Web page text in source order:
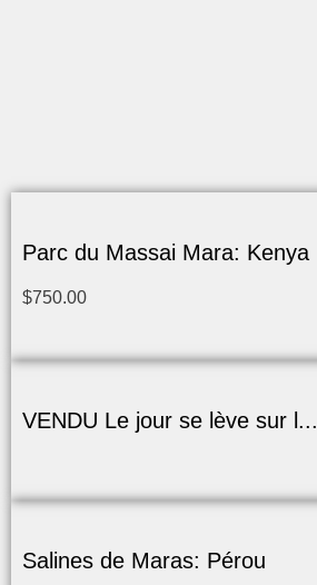
Parc du Massai Mara: Kenya
$750.00
VENDU Le jour se lève sur l...
Salines de Maras: Pérou